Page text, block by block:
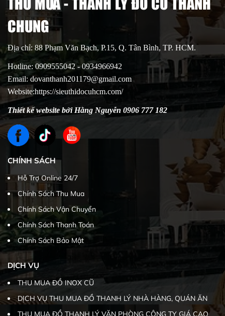
THU MUA - THANH LÝ ĐỒ CŨ THANH
CHUNG
Địa chỉ: 88 Phạm Văn Bạch, P.15, Q. Tân Bình, TP. HCM.
Hotline: 0909555042 - 0934966942
Email: dovanthanh201179@gmail.com
Website:https://sieuthidocuhcm.com/
Thiết kế website bởi Hằng Nguyễn 0906 777 182
CHÍNH SÁCH
Hỗ Trợ Online 24/7
Chính Sách Thu Mua
Chính Sách Vận Chuyển
Chính Sách Thanh Toán
Chính Sách Bảo Mật
DỊCH VỤ
THU MUA ĐỒ INOX CŨ
DỊCH VỤ THU MUA ĐỒ THANH LÝ NHÀ HÀNG, QUÁN ĂN